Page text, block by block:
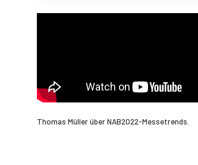
Thomas Müller über NAB2022-Messetrends.